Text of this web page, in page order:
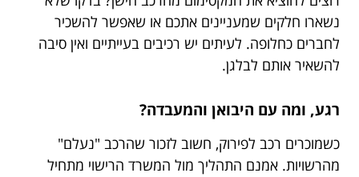
נשארו חלקים שמעניינים אתכם או שאפשר להשכיר
לחברים כחלופה. לעיתים יש רכיבים בעייתיים ואין סיבה
להשאיר אותם לבלגן.
רגע, ומה עם היבואן והמעבדה?
כשמוכרים רכב לפירוק, חשוב לזכור שהרכב "נעלם"
מהרשויות. אמנם התהליך מול המשרד הרישוי מתחיל